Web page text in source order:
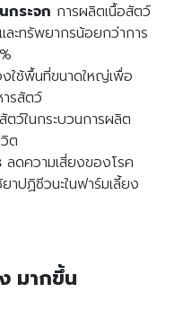
กระจก การผลิตเนื้อสัตว์
ะทรัพยากรน้อยกว่าการ
งใช้พื้นที่ขนาดใหญ่เพื่อ
รสัตว์
ว์ในกระบวนการผลิต
ต
ลดความเสี่ยงของโรค
าปฏิชีวนะในฟาร์มเลี้ยง
มากขึ้น